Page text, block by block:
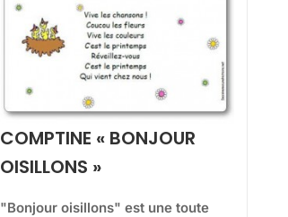
COMPTINE « BONJOUR
OISILLONS »
"Bonjour oisillons" est une toute